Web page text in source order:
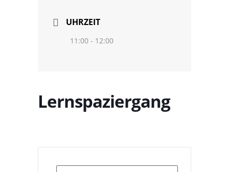
UHRZEIT
11:00 - 12:00
Lernspaziergang